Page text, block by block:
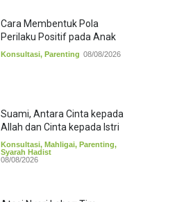
Cara Membentuk Pola
Perilaku Positif pada Anak
Konsultasi, Parenting 08/08/2026
Suami, Antara Cinta kepada
Allah dan Cinta kepada Istri
Konsultasi, Mahligai, Parenting,
Syarah Hadist
08/08/2026